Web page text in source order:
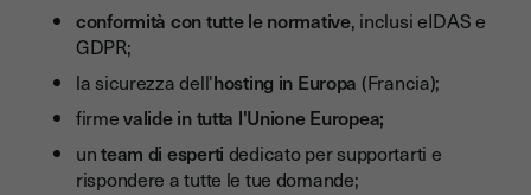
conformità con tutte le normative, inclusi eIDAS e
GDPR;
la sicurezza dell'hosting in Europa (Francia);
firmevalide in tutta l'Unione Europea;
unteam di esperti dedicato per supportarti e
rispondere a tutte le tue domande;